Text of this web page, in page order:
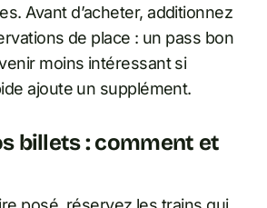
Avant d’acheter, additionnez
de place : un pass bon
moins intéressant si
ajoute un supplément.
billets : comment et